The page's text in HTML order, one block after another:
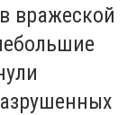
вражеской